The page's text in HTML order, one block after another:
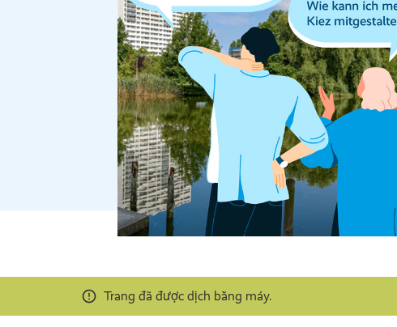
Trang đã được dịch bằng máy.